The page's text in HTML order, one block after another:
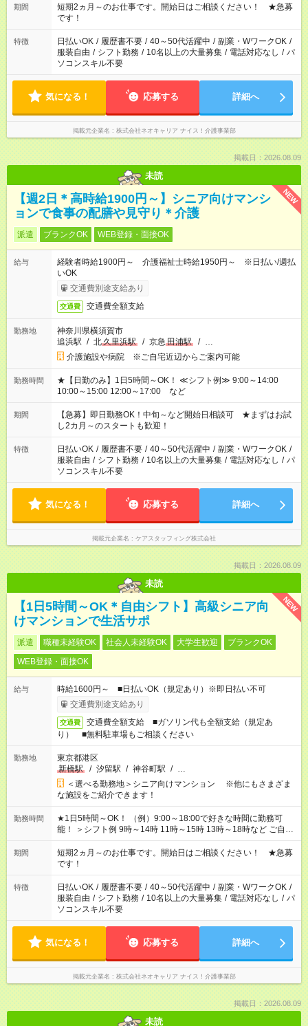
週最低15時間以上の勤務が必要です
期間
短期2ヵ月～のお仕事です。開始日はご相談ください！ ★急募
です！
特徴 日払いOK / 履歴書不要 / 40～50代活躍中 / 副業・WワークOK /
服装自由 / シフト勤務 / 10名以上の大量募集 / 電話対応なし / パ
ソコンスキル不要
気になる！ 応募する 詳細へ
掲載元企業名 株式会社ネオキャリア ナイス！介護事業部
掲載日：2026.08.09
未読
NEW
【週2日＊高時給1900円～】シニア向けマンシ
ョンで食事の配膳や見守り＊介護
派遣 ブランクOK WEB登録・面接OK
給与
経験者時給1900円～ 介護福祉士時給1950円～ ※日払い/週払
いOK
交通費別途支給あり
交通費 交通費全額支給
勤務地
神奈川県横須賀市
追浜駅 / 北久里浜駅 / 京急 田浦駅 / …
介護施設や病院 ※ご自宅近辺からご案内可能
勤務時間
★【日勤のみ】1日5時間～OK！ ≪シフト例≫ 9:00～14:00
10:00～15:00 12:00～17:00 など
期間
【急募】即日勤務OK！中旬～など開始日相談可 ★まずはお試
し2カ月～のスタートも歓迎！
特徴 日払いOK / 履歴書不要 / 40～50代活躍中 / 副業・WワークOK /
服装自由 / シフト勤務 / 10名以上の大量募集 / 電話対応なし / パ
ソコンスキル不要
気になる！ 応募する 詳細へ
掲載元企業名 ケアスタッフィング株式会社
掲載日：2026.08.09
未読
NEW
【1日5時間～OK＊自由シフト】高級シニア向
けマンションで生活サポ
派遣 職種未経験OK 社会人未経験OK 大学生歓迎
ブランクOK
WEB登録・面接OK
給与
時給1600円～ ■日払いOK（規定あり）※即日払い不可
交通費別途支給あり
交通費
交通費全額支給 ■ガソリン代も全額支給（規定あ
り） ■無料駐車場もご相談ください
勤務地
東京都港区
新橋駅
/ 汐留駅 / 神谷町駅 / …
＜選べる勤務地＞シニア向けマンション ※他にもさまざま
な施設をご紹介できます！
勤務時間
★1日5時間～OK！ （例）9:00～18:00で好きな時間に勤務可
能！ ＞シフト例 9時～14時 11時～15時 13時～18時など ご自身
のご都合に合わせて勤務時間をご相談ください！ ★家庭の都合
でお休みや時間の調整が必要な場合も遠慮なくご相談くださ
い。
期間
短期2ヵ月～のお仕事です。開始日はご相談ください！ ★急募
です！
特徴 日払いOK / 履歴書不要 / 40～50代活躍中 / 副業・WワークOK /
服装自由 / シフト勤務 / 10名以上の大量募集 / 電話対応なし / パ
ソコンスキル不要
気になる！ 応募する 詳細へ
掲載元企業名 株式会社ネオキャリア ナイス！介護事業部
掲載日：2026.08.09
未読